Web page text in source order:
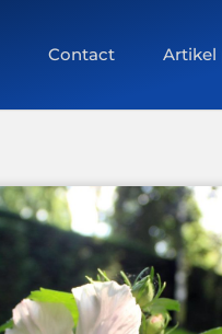
Contact Artikel